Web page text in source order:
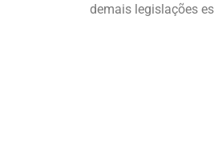
demais legislações